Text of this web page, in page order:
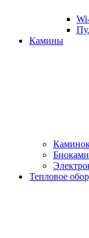
Камины
Тепловое